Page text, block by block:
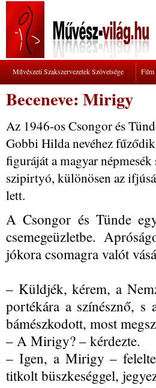
Művészeti Szakszervezetek Szövetsége Film
Beceneve: Mirigy
Az 1946-os Csongor és
Gobbi Hilda nevéhez
figuráját a magyar
szipirtyó, különösen az
lett.
A Csongor és Tünde
csemegeüzletbe.
jókora csomagra valót
– Küldjék, kérem, a
portékára a színésznő,
bámészkodott, most
– A Mirigy? – kérdezte.
– Igen, a Mirigy –
titkolt büszkeséggel,